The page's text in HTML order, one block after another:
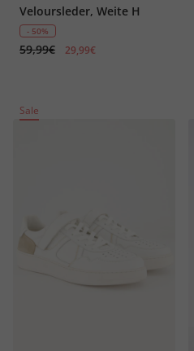
Veloursleder, Weite H
- 50%
59,99€ 29,99€
Sale